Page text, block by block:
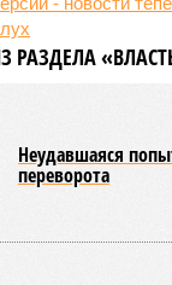
аграрии
из-за засухи
РАЗДЕЛА
Неудавшаяся
переворота